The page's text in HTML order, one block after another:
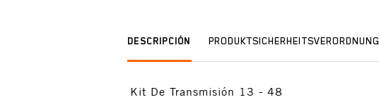
DESCRIPCIÓN PRODUKTSICHERHEITSVERORDNUNG
Kit De Transmisión 13 - 48